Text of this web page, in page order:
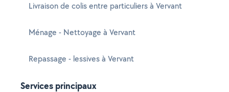
Livraison de colis entre particuliers à Vervant
Ménage - Nettoyage à Vervant
Repassage - lessives à Vervant
Services principaux